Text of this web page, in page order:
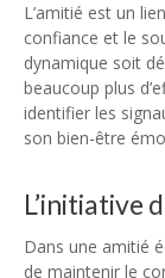
L’amitié est un
confiance et le
dynamique soit
beaucoup plus
identifier les
son bien-être
L’initiative
Dans une amitié
de maintenir le